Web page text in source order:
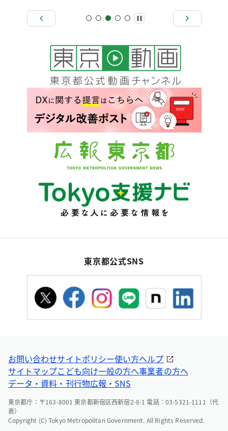
東京都公式SNS
お問い合わせサイトポリシー使い方ヘルプ
サイトマップこども向け一般の方へ事業者の方へ
データ・資料・刊行物広報・SNS
東京都庁：〒163-8001 東京都新宿区西新宿2-8-1 電話：03-5321-1111（代
表）
Copyright (C) Tokyo Metropolitan Government. All Rights Reserved.